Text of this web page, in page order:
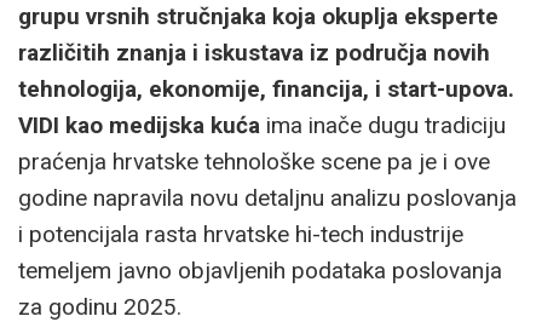
grupu vrsnih stručnjaka koja okuplja eksperte
različitih znanja i iskustava iz područja novih
tehnologija, ekonomije, financija, i start-upova.
VIDI kao medijska kuća ima inače dugu tradiciju
praćenja hrvatske tehnološke scene pa je i ove
godine napravila novu detaljnu analizu poslovanja
i potencijala rasta hrvatske hi-tech industrije
temeljem javno objavljenih podataka poslovanja
za godinu 2025.